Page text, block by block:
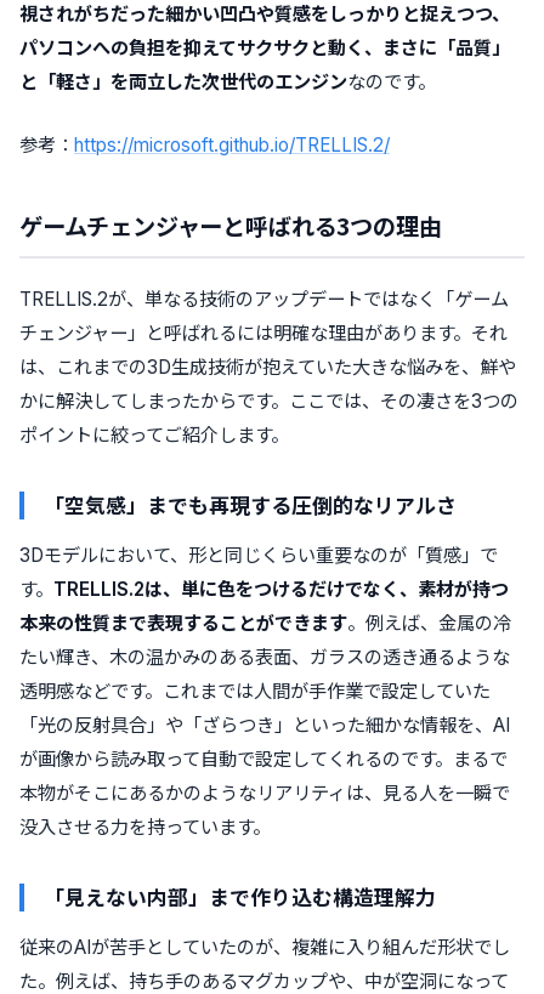
視されがちだった細かい凹凸や質感をしっかりと捉えつつ、
パソコンへの負担を抑えてサクサクと動く、まさに「品質」
と「軽さ」を両立した次世代のエンジンなのです。
参考： https://microsoft.github.io/TRELLIS.2/
ゲームチェンジャーと呼ばれる3つの理由
TRELLIS.2が、単なる技術のアップデートではなく「ゲーム
チェンジャー」と呼ばれるには明確な理由があります。それ
は、これまでの3D生成技術が抱えていた大きな悩みを、鮮や
かに解決してしまったからです。ここでは、その凄さを3つの
ポイントに絞ってご紹介します。
「空気感」までも再現する圧倒的なリアルさ
3Dモデルにおいて、形と同じくらい重要なのが「質感」で
す。 TRELLIS.2は、単に色をつけるだけでなく、素材が持つ
本来の性質まで表現することができます。例えば、金属の冷
たい輝き、木の温かみのある表面、ガラスの透き通るような
透明感などです。これまでは人間が手作業で設定していた
「光の反射具合」や「ざらつき」といった細かな情報を、AI
が画像から読み取って自動で設定してくれるのです。まるで
本物がそこにあるかのようなリアリティは、見る人を一瞬で
没入させる力を持っています。
「見えない内部」まで作り込む構造理解力
従来のAIが苦手としていたのが、複雑に入り組んだ形状でし
た。例えば、持ち手のあるマグカップや、中が空洞になって